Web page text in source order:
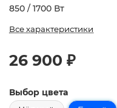
850 / 1700 Вт
Все характеристики
26 900 ₽
Выбор цвета